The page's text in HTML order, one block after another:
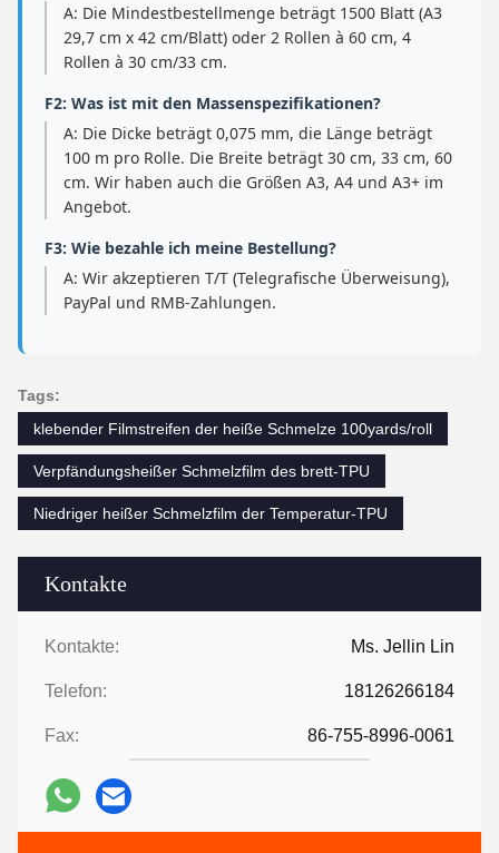
Kontakte
Kontakte: Ms. Jellin Lin
Telefon: 18126266184
Fax: 86-755-8996-0061
A: Die Mindestbestellmenge beträgt 1500 Blatt (A3
29,7 cm x 42 cm/Blatt) oder 2 Rollen à 60 cm, 4
Rollen à 30 cm/33 cm.
F2: Was ist mit den Massenspezifikationen?
A: Die Dicke beträgt 0,075 mm, die Länge beträgt
100 m pro Rolle. Die Breite beträgt 30 cm, 33 cm, 60
cm. Wir haben auch die Größen A3, A4 und A3+ im
Angebot.
F3: Wie bezahle ich meine Bestellung?
A: Wir akzeptieren T/T (Telegrafische Überweisung),
PayPal und RMB-Zahlungen.
Tags:
klebender Filmstreifen der heiße Schmelze 100yards/roll
Verpfändungsheißer Schmelzfilm des brett-TPU
Niedriger heißer Schmelzfilm der Temperatur-TPU